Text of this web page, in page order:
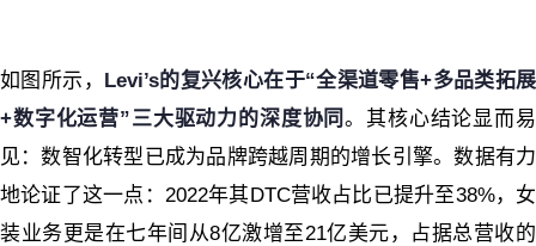
如图所示， Levi’s的复兴核心在于“全渠道零售+多品类拓展
+数字化运营”三大驱动力的深度协同。其核心结论显而易
见：数智化转型已成为品牌跨越周期的增长引擎。数据有力
地论证了这一点：2022年其DTC营收占比已提升至38%，女
装业务更是在七年间从8亿激增至21亿美元，占据总营收的